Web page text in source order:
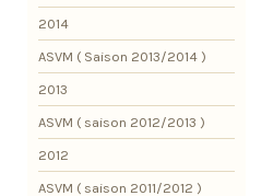
2014
ASVM ( Saison 2013/2014 )
2013
ASVM ( saison 2012/2013 )
2012
ASVM ( saison 2011/2012 )